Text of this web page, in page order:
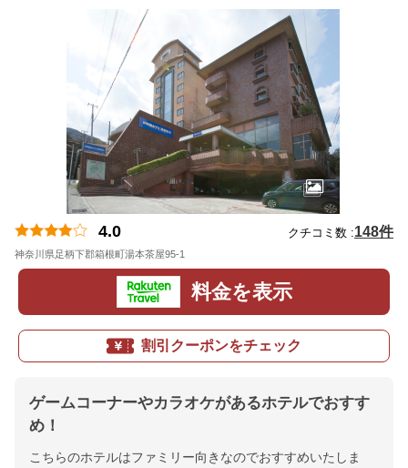
4.0 クチコミ数 :148件
神奈川県足柄下郡箱根町湯本茶屋95-1
料金を表示
割引クーポンをチェック
ゲームコーナーやカラオケがあるホテルでおすす
め！
こちらのホテルはファミリー向きなのでおすすめいたしま